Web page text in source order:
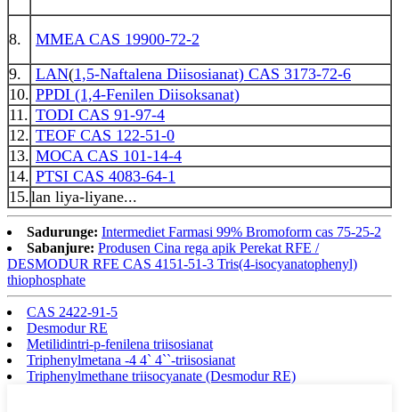
8.
MMEA CAS 19900-72-2
9.
LAN(1,5-Naftalena Diisosianat) CAS 3173-72-6
10. PPDI (1,4-Fenilen Diisoksanat)
11. TODI CAS 91-97-4
12. TEOF CAS 122-51-0
13. MOCA CAS 101-14-4
14. PTSI CAS 4083-64-1
15.lan liya-liyane...
Sadurunge: Intermediet Farmasi 99% Bromoform cas 75-25-2
Sabanjure: Produsen Cina rega apik Perekat RFE /
DESMODUR RFE CAS 4151-51-3 Tris(4-isocyanatophenyl)
thiophosphate
CAS 2422-91-5
Desmodur RE
Metilidintri-p-fenilena triisosianat
Triphenylmetana -4 4` 4``-triisosianat
Triphenylmethane triisocyanate (Desmodur RE)